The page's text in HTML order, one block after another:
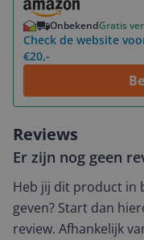
OnbekendGratis
Check de website
€20,-
Reviews
Er zijn nog geen
Heb jij dit product in
geven? Start dan
review. Afhankelijk